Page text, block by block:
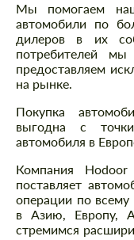
Мы помогаем
автомобили по
дилеров в их
потребителей
предоставляем
на рынке.
Покупка
выгодна с
автомобиля в
Компания
поставляет
операции по
в Азию, Европу,
стремимся